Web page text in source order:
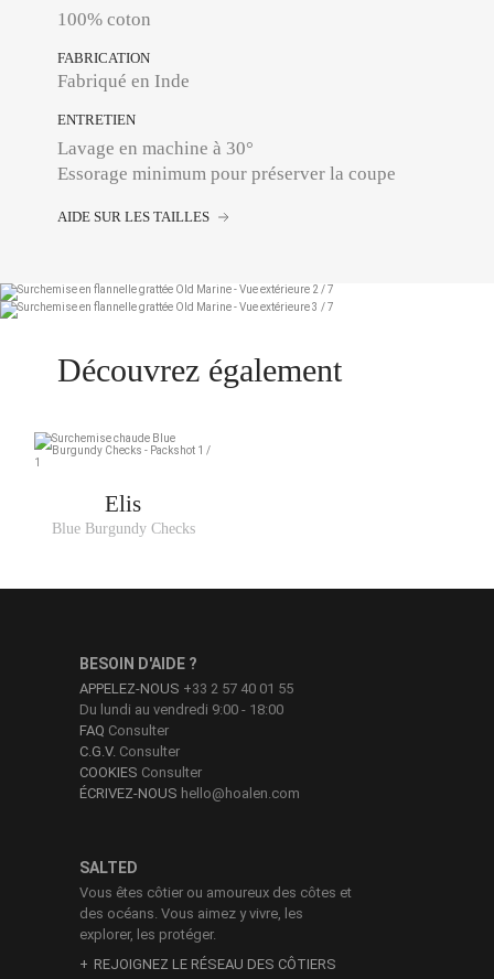
100% coton
FABRICATION
Fabriqué en Inde
ENTRETIEN
Lavage en machine à 30°
Essorage minimum pour préserver la coupe
AIDE SUR LES TAILLES
Découvrez également
Elis
Blue Burgundy Checks
SALTED
Vous êtes côtier ou amoureux des côtes et
des océans. Vous aimez y vivre, les
explorer, les protéger.
REJOIGNEZ LE RÉSEAU DES CÔTIERS
BESOIN D'AIDE ?
APPELEZ-NOUS +33 2 57 40 01 55
Du lundi au vendredi 9:00 - 18:00
FAQ Consulter
C.G.V. Consulter
COOKIES Consulter
ÉCRIVEZ-NOUS hello@hoalen.com